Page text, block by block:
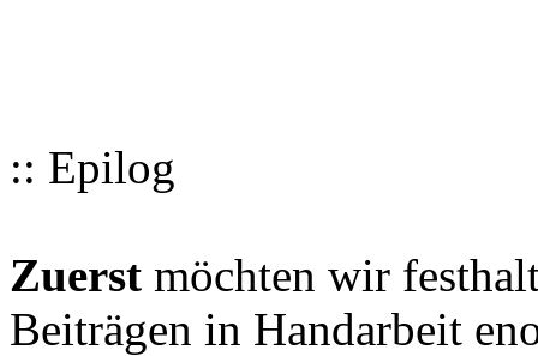
:: Epilog
Zuerst möchten wir
Beiträgen in Handarbeit